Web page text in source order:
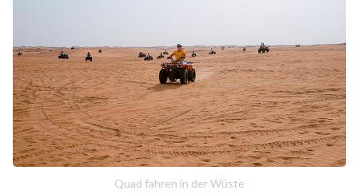
Quad fahren in der Wüste